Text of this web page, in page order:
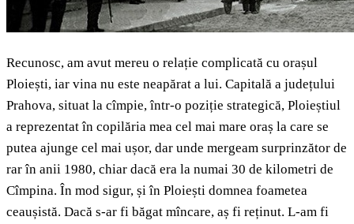
Recunosc, am avut mereu o relație complicată cu orașul
Ploiești, iar vina nu este neapărat a lui. Capitală a județului
Prahova, situat la cîmpie, într-o poziție strategică, Ploieștiul
a reprezentat în copilăria mea cel mai mare oraș la care se
putea ajunge cel mai ușor, dar unde mergeam surprinzător de
rar în anii 1980, chiar dacă era la numai 30 de kilometri de
Cîmpina. În mod sigur, și în Ploiești domnea foametea
ceaușistă. Dacă s-ar fi băgat mîncare, aș fi reținut. L-am fi